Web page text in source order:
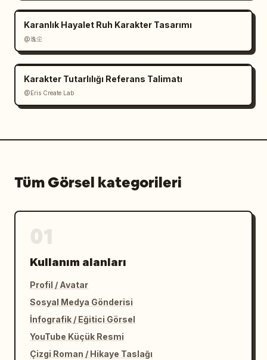
Kenar yumuşatma (anti-aliasing) yok.
Yumuşak geçişler yok.
Gürültü (noise) yok.
Bozulma (artifact) yok.
ÇIKTI STİLİ
Piksel mükemmeliyetinde render.
Temiz silüet tasarımı.
Otantik oyun ekran görüntüsü görünümü.
Karanlık Hayalet Ruh Karakter Tasarımı
@逸尘
Karakter Tutarlılığı Referans Talimatı
@Eris Create Lab
Tüm Görsel kategorileri
Kullanım alanları
Profil / Avatar
Sosyal Medya Gönderisi
İnfografik / Eğitici Görsel
YouTube Küçük Resmi
Çizgi Roman / Hikaye Taslağı